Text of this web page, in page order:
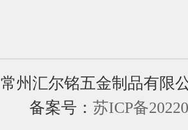
常州汇尔铭五金制品有
备案号： 苏ICP备